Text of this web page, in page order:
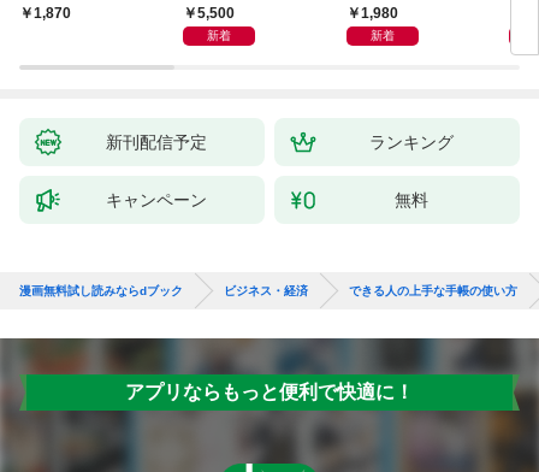
1,870 5,500
新着
よう1,980
新着
新刊配信予定 ランキング
キャンペーン 無料
漫画無料試し読みならdブック ビジネス・経済 できる人の上手な手帳の使い方
アプリならもっと便利で快適に！